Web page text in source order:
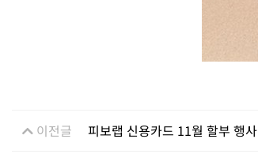
이전글 피보랩 신용카드 11월 할부 행사